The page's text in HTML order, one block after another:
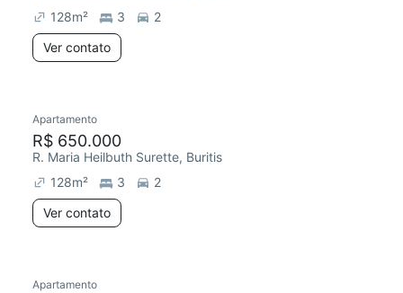
128m² 3
2
Ver contato
Apartamento
R$ 650.000
R. Maria Heilbuth Surette, Buritis
128m² 3
2
Ver contato
Apartamento